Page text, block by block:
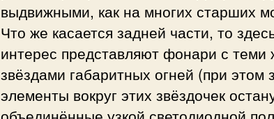
выдвижными, как на многих старших
Что же касается задней части, то
интерес представляют фонари с теми
звёздами габаритных огней (при этом
элементы вокруг этих звёздочек